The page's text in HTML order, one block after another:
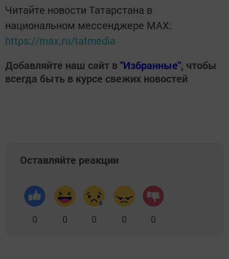
Читайте новости Татарстана в
национальном мессенджере MАХ:
https://max.ru/tatmedia
Добавляйте наш сайт в"Избранные", чтобы
всегда быть в курсе свежих новостей
Оставляйте реакции
0 0 0 0 0